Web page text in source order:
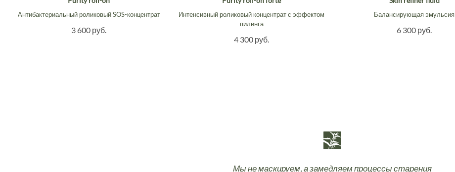
Антибактериальный роликовый SOS-концентрат
3 600 руб.
Интенсивный роликовый концентрат с эффектом
пилинга
4 300 руб.
Балансирующая эмульсия
6 300 руб.
Мы не маскируем, а замедляем процессы старения